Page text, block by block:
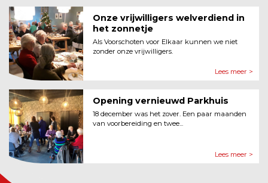
Onze vrijwilligers welverdiend in
het zonnetje
Als Voorschoten voor Elkaar kunnen we niet
zonder onze vrijwilligers.
Lees meer >
Opening vernieuwd Parkhuis
18 december was het zover. Een paar maanden
van voorbereiding en twee...
Lees meer >